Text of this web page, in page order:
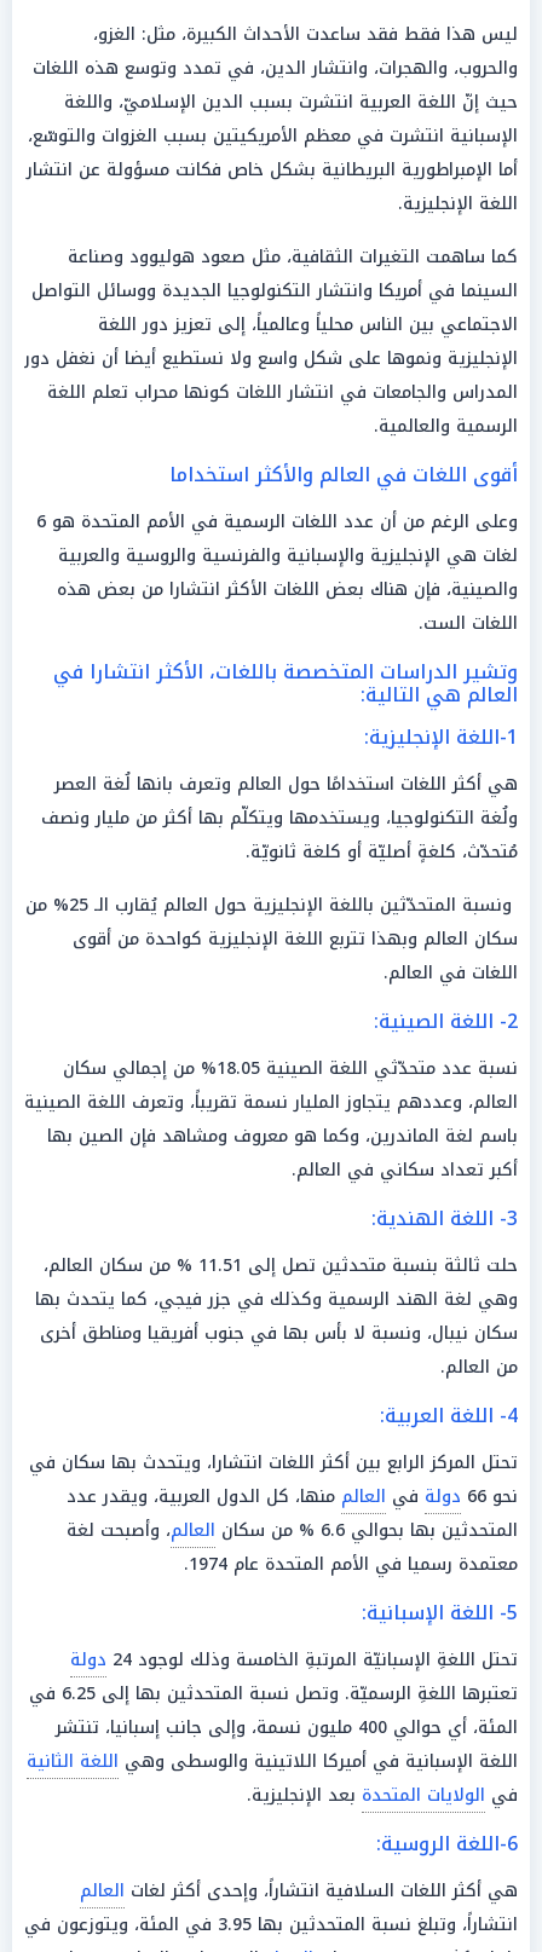
ليس هذا فقط فقد ساعدت الأحداث الكبيرة، مثل: الغزو،
والحروب، والهجرات، وانتشار الدين، في تمدد وتوسع هذه اللغات
حيث إنّ اللغة العربية انتشرت بسبب الدين الإسلاميّ، واللغة
الإسبانية انتشرت في معظم الأمريكيتين بسبب الغزوات والتوسّع،
أما الإمبراطورية البريطانية بشكل خاص فكانت مسؤولة عن انتشار
اللغة الإنجليزية.
كما ساهمت التغيرات الثقافية، مثل صعود هوليوود وصناعة
السينما في أمريكا وانتشار التكنولوجيا الجديدة ووسائل التواصل
الاجتماعي بين الناس محلياً وعالمياً، إلى تعزيز دور اللغة
الإنجليزية ونموها على شكل واسع ولا نستطيع أيضا أن نغفل دور
المدراس والجامعات في انتشار اللغات كونها محراب تعلم اللغة
الرسمية والعالمية.
أقوى اللغات في العالم والأكثر استخداما
وعلى الرغم من أن عدد اللغات الرسمية في الأمم المتحدة هو 6
لغات هي الإنجليزية والإسبانية والفرنسية والروسية والعربية
والصينية، فإن هناك بعض اللغات الأكثر انتشارا من بعض هذه
اللغات الست.
وتشير الدراسات المتخصصة باللغات، الأكثر انتشارا في
العالم هي التالية:
1-اللغة الإنجليزية:
هي أكثر اللغات استخدامًا حول العالم وتعرف بانها لُغة العصر
ولُغة التكنولوجيا، ويستخدمها ويتكلّم بها أكثر من مليار ونصف
مُتحدّث، كلغةٍ أصليّة أو كلغة ثانويّة.
ونسبة المتحدّثين باللغة الإنجليزية حول العالم يُقارب الـ 25% من
سكان العالم وبهذا تتربع اللغة الإنجليزية كواحدة من أقوى
اللغات في العالم.
2- اللغة الصينية:
نسبة عدد متحدّثي اللغة الصينية 18.05% من إجمالي سكان
العالم، وعددهم يتجاوز المليار نسمة تقريباً، وتعرف اللغة الصينية
باسم لغة الماندرين، وكما هو معروف ومشاهد فإن الصين بها
أكبر تعداد سكاني في العالم.
3- اللغة الهندية:
حلت ثالثة بنسبة متحدثين تصل إلى 11.51 % من سكان العالم،
وهي لغة الهند الرسمية وكذلك في جزر فيجي، كما يتحدث بها
سكان نيبال، ونسبة لا بأس بها في جنوب أفريقيا ومناطق أخرى
من العالم.
4- اللغة العربية:
تحتل المركز الرابع بين أكثر اللغات انتشارا، ويتحدث بها سكان في
نحو 66
دولة في العالم منها، كل الدول العربية، ويقدر عدد
المتحدثين بها بحوالي 6.6 % من سكان
العالم، وأصبحت لغة
معتمدة رسميا في الأمم المتحدة عام 1974.
5- اللغة الإسبانية:
تحتل اللغةِ الإسبانيّة المرتبةِ الخامسة وذلك لوجود 24
دولة
تعتبرها اللغةِ الرسميّة. وتصل نسبة المتحدثين بها إلى 6.25 في
المئة، أي حوالي 400 مليون نسمة، وإلى جانب إسبانيا، تنتشر
اللغة الإسبانية في أميركا اللاتينية والوسطى وهي اللغة الثانية
في الولايات المتحدة بعد الإنجليزية.
6-اللغة الروسية:
هي أكثر اللغات السلافية انتشاراً، وإحدى أكثر لغات العالم
انتشاراً، وتبلغ نسبة المتحدثين بها 3.95 في المئة، ويتوزعون في